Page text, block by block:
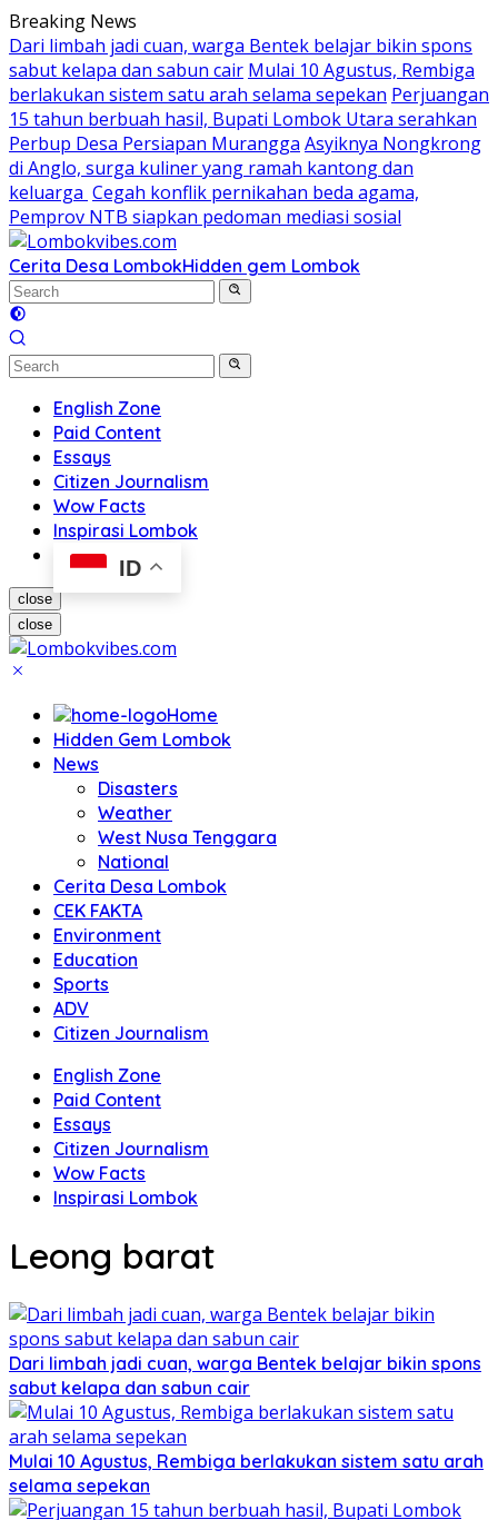
Skip
to
content
Breaking News
Dari limbah jadi cuan, warga Bentek belajar bikin spons
sabut kelapa dan sabun cair Mulai 10 Agustus, Rembiga
berlakukan sistem satu arah selama sepekan Perjuangan
15 tahun berbuah hasil, Bupati Lombok Utara serahkan
Perbup Desa Persiapan Murangga Asyiknya Nongkrong
di Anglo, surga kuliner yang ramah kantong dan
keluarga Cegah konflik pernikahan beda agama,
Pemprov NTB siapkan pedoman mediasi sosial
Cerita Desa LombokHidden gem Lombok
English Zone
Paid Content
Essays
Citizen Journalism
Wow Facts
Inspirasi Lombok
ID
close
close
Home
Hidden Gem Lombok
News
Disasters
Weather
West Nusa Tenggara
National
Cerita Desa Lombok
CEK FAKTA
Environment
Education
Sports
ADV
Citizen Journalism
English Zone
Paid Content
Essays
Citizen Journalism
Wow Facts
Inspirasi Lombok
Leong barat
Dari limbah jadi cuan, warga Bentek belajar bikin spons
sabut kelapa dan sabun cair
Mulai 10 Agustus, Rembiga berlakukan sistem satu arah
selama sepekan